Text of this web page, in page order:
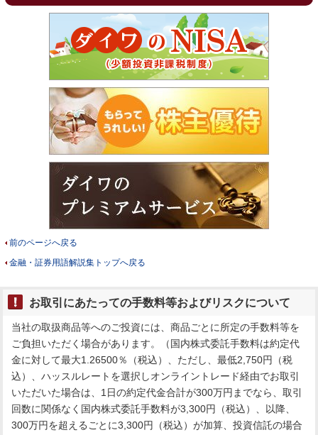
前のページへ戻る
金融・証券用語解説集トップへ戻る
お取引にあたっての手数料等およびリスクについて
当社の取扱商品等へのご投資には、商品ごとに所定の手数料等を
ご負担いただく場合があります。（国内株式委託手数料は約定代
金に対して最大1.26500％（税込）、ただし、最低2,750円（税
込）、ハッスルレートを選択しオンライントレード経由でお取引
いただいた場合は、1日の約定代金合計が300万円までなら、取引
回数に関係なく国内株式委託手数料が3,300円（税込）、以降、
300万円を超えるごとに3,300円（税込）が加算、投資信託の場合